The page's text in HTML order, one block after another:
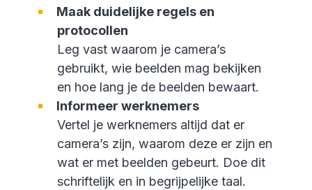
Maak duidelijke regels en
protocollen
Leg vast waarom je camera’s
gebruikt, wie beelden mag bekijken
en hoe lang je de beelden bewaart.
Informeer werknemers
Vertel je werknemers altijd dat er
camera’s zijn, waarom deze er zijn en
wat er met beelden gebeurt. Doe dit
schriftelijk en in begrijpelijke taal.